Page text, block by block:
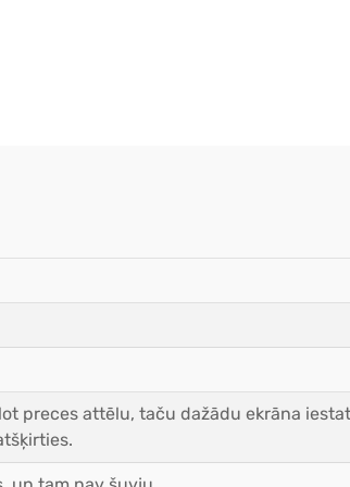
preces attēlu, taču dažādu ekrāna